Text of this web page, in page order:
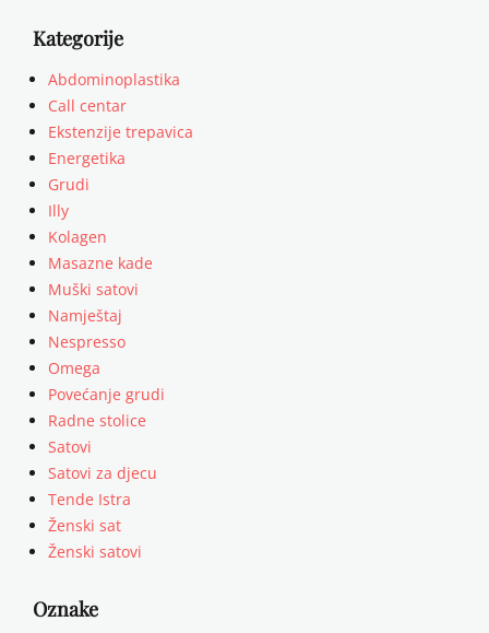
Kategorije
Abdominoplastika
Call centar
Ekstenzije trepavica
Energetika
Grudi
Illy
Kolagen
Masazne kade
Muški satovi
Namještaj
Nespresso
Omega
Povećanje grudi
Radne stolice
Satovi
Satovi za djecu
Tende Istra
Ženski sat
Ženski satovi
Oznake